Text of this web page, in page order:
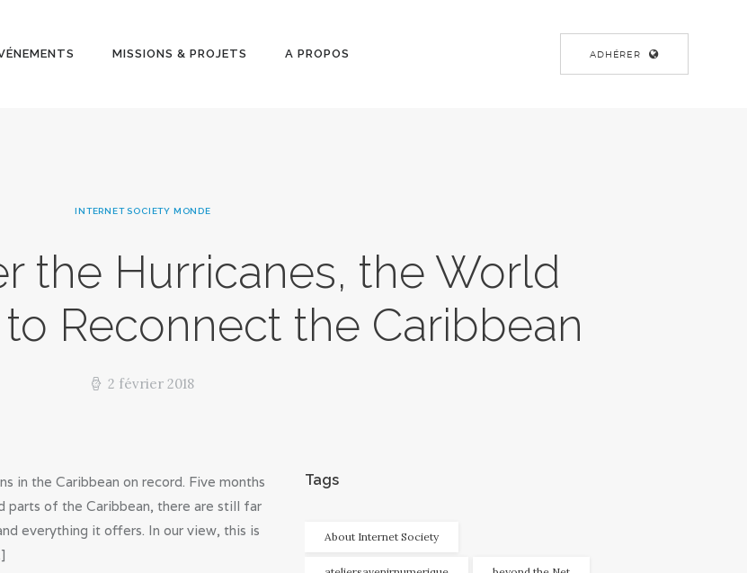
MISSIONS & PROJETS A PROPOS ADHÉRER
INTERNET SOCIETY MONDE
the Hurricanes, the World
Reconnect the Caribbean
2 février 2018
ÉVÉNEMENT
in the Caribbean on record. Five months
parts of the Caribbean, there are still far
everything it offers. In our view, this is
Tags
About Internet Society